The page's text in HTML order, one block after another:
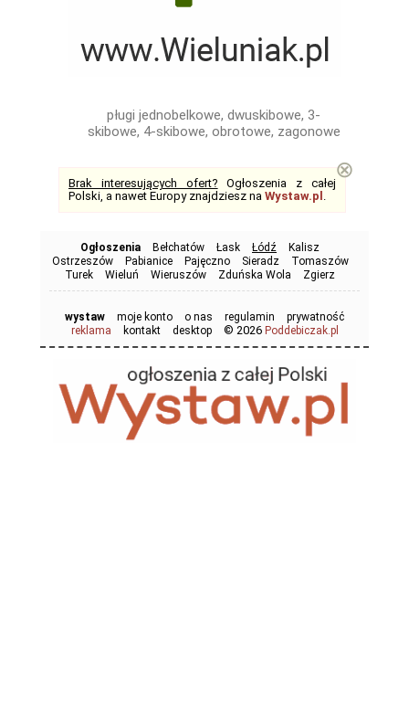
pługi jednobelkowe, dwuskibowe, 3-
skibowe, 4-skibowe, obrotowe, zagonowe
Brak interesujących ofert? Ogłoszenia z całej
Polski, a nawet Europy znajdziesz na Wystaw.pl .
⊗
Ogłoszenia Bełchatów Łask Łódź
Kalisz
Ostrzeszów
Pabianice Pajęczno Sieradz
Tomaszów
Turek
Wieluń Wieruszów Zduńska Wola Zgierz
wystaw moje konto o nas regulamin
prywatność
reklama
kontakt desktop © 2026 Poddebiczak.pl